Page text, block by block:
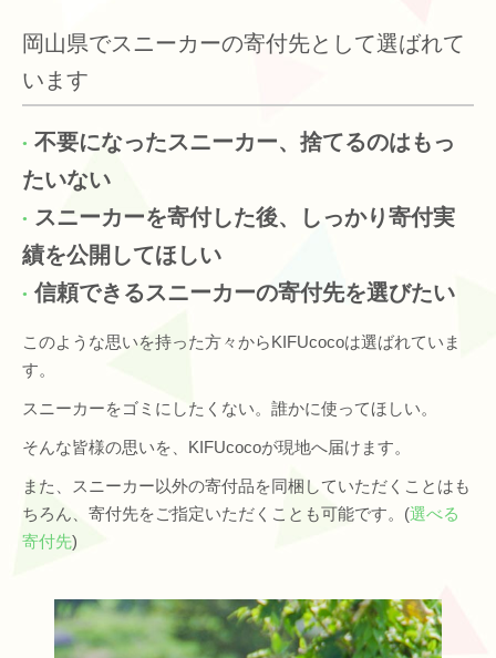
岡山県でスニーカーの寄付先として選ばれて
います
不要になったスニーカー、捨てるのはもっ
たいない
スニーカーを寄付した後、しっかり寄付実
績を公開してほしい
信頼できるスニーカーの寄付先を選びたい
このような思いを持った方々からKIFUcocoは選ばれていま
す。
スニーカーをゴミにしたくない。誰かに使ってほしい。
そんな皆様の思いを、KIFUcocoが現地へ届けます。
また、スニーカー以外の寄付品を同梱していただくことはも
ちろん、寄付先をご指定いただくことも可能です。(選べる
寄付先)